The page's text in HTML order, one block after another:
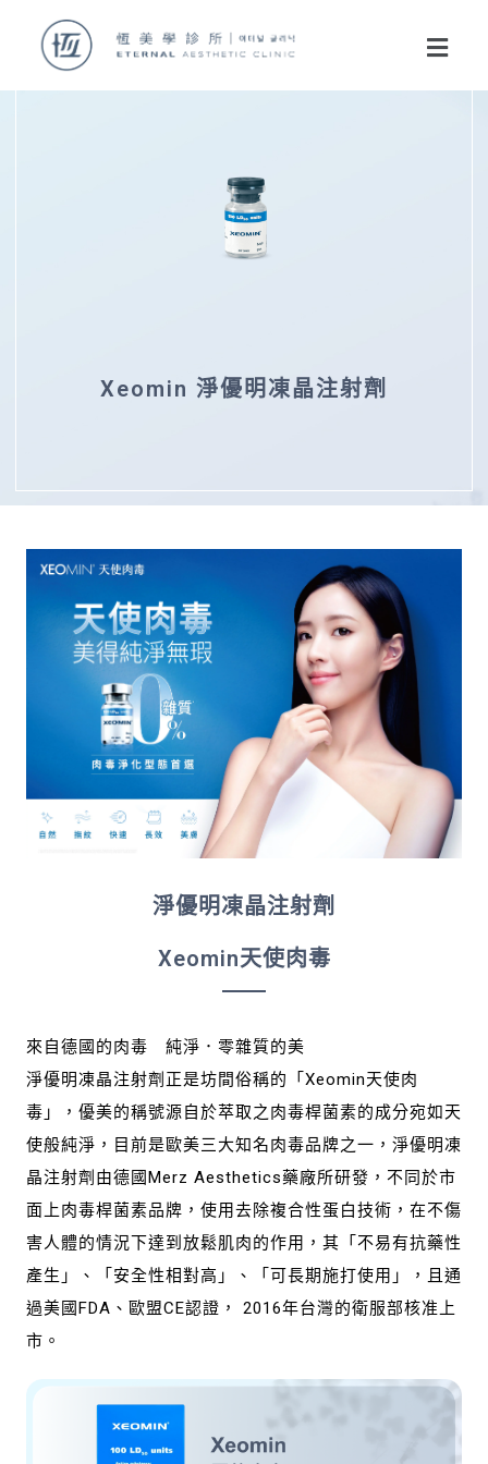
Xeomin 淨優明凍晶注射劑
淨優明凍晶注射劑
Xeomin天使肉毒
來自德國的肉毒 純淨．零雜質的美
淨優明凍晶注射劑正是坊間俗稱的「Xeomin天使肉
毒」，優美的稱號源自於萃取之肉毒桿菌素的成分宛如天
使般純淨，目前是歐美三大知名肉毒品牌之一，淨優明凍
晶注射劑由德國Merz Aesthetics藥廠所研發，不同於市
面上肉毒桿菌素品牌，使用去除複合性蛋白技術，在不傷
害人體的情況下達到放鬆肌肉的作用，其「不易有抗藥性
產生」、「安全性相對高」、「可長期施打使用」，且通
過美國FDA、歐盟CE認證， 2016年台灣的衛服部核准上
市。